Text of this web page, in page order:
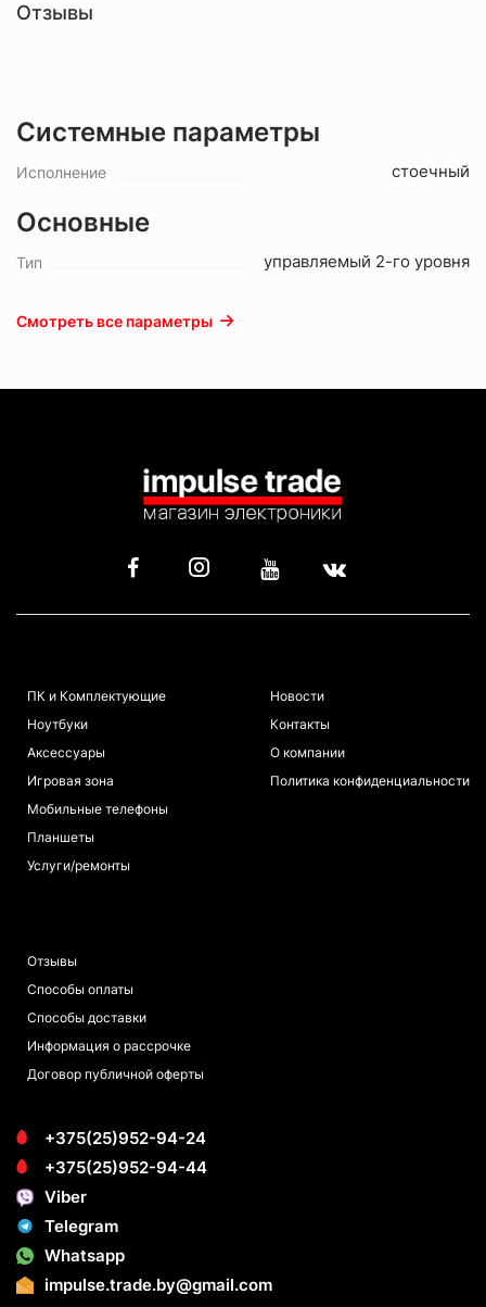
Отзывы
Системные параметры
Исполнение стоечный
Основные
Тип управляемый 2-го уровня
Смотреть все параметры
ПК и Комплектующие
Ноутбуки
Аксессуары
Игровая зона
Мобильные телефоны
Планшеты
Услуги/ремонты
Новости
Контакты
О компании
Политика конфиденциальности
Отзывы
Способы оплаты
Способы доставки
Информация о рассрочке
Договор публичной оферты
+375(25)952-94-24
+375(25)952-94-44
Viber
Telegram
Whatsapp
impulse.trade.by@gmail.com